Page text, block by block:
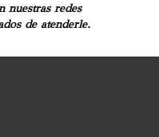
nuestras redes
de atenderle.